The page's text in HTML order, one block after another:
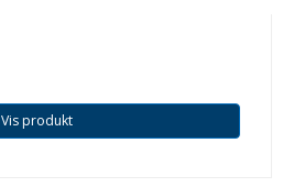
Vis produkt